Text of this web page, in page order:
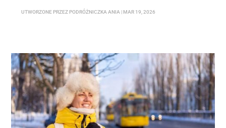
UTWORZONE PRZEZ PODRÓŻNICZKA ANIA | MAR 19, 2026